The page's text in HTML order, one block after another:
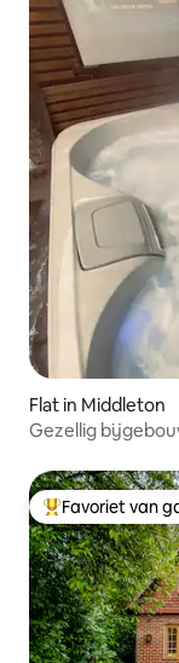
Flat in Middleton
Gezellig
Topfavoriet van
Favoriet van